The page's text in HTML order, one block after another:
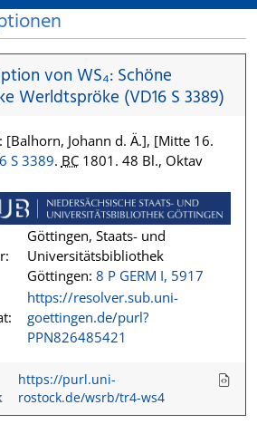
von WS₄: Schöne
Werldtspröke (VD16 S 3389)
[Balhorn, Johann d. Ä.], [Mitte 16.
S 3389. BC1801. 48 Bl., Oktav
Göttingen, Staats- und
Universitätsbibliothek
Göttingen: 8 P GERM I, 5917
https://resolver.sub.uni-
goettingen.de/purl?
PPN826485421
https://purl.uni-
rostock.de/wsrb/tr4-ws4